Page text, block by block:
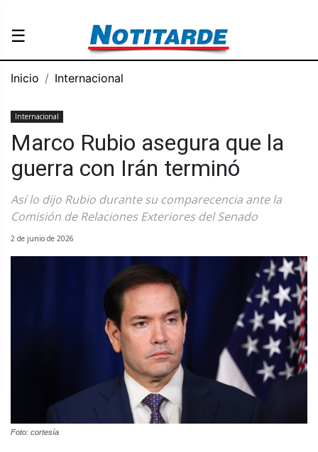
☰
Inicio Internacional
Internacional
Marco Rubio asegura que la
guerra con Irán terminó
Así lo dijo Rubio durante su comparecencia ante la
Comisión de Relaciones Exteriores del Senado
2 de junio de 2026
Foto: cortesía